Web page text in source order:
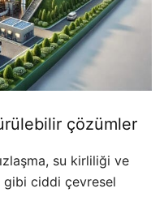
çözümler
su kirliliği ve
ciddi çevresel